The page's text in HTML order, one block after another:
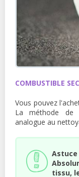
COMBUSTIBLE SEC
Vous pouvez
La méthode de
analogue au
Astuce
tissu,